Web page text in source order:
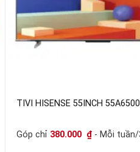
TIVI HISENSE 55INCH
Góp chỉ 380.000 ₫ - Mỗi tuần/